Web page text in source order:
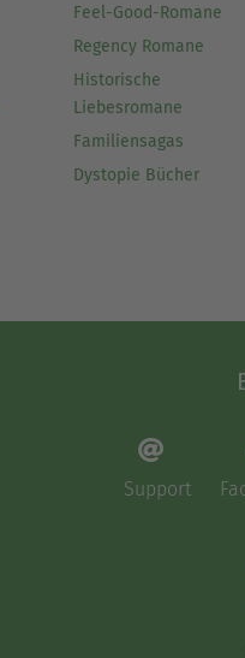
Feel-Good-Romane
Regency Romane
Historische
Liebesromane
Familiensagas
Dystopie Bücher
Support